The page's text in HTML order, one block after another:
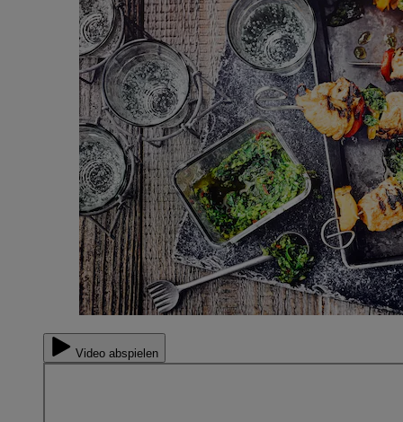
Video abspielen